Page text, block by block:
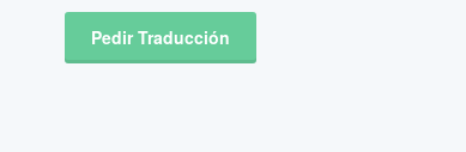
Pedir Traducción